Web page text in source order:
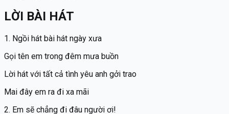
LỜI BÀI HÁT
1. Ngồi hát bài hát ngày xưa
Gọi tên em trong đêm mưa buồn
Lời hát với tất cả tình yêu anh gởi trao
Mai đây em ra đi xa mãi
2. Em sẽ chẳng đi đâu người ơi!